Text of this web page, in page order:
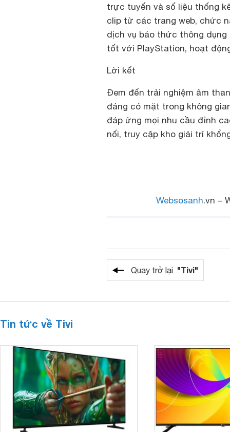
trực tuyến và số liệu thống
clip từ các trang web, chức
dịch vụ báo thức thông
tốt với PlayStation, hoạt
Lời kết
Đem đến trải nghiệm âm
đáng có mặt trong không
đáp ứng mọi nhu cầu đỉnh
nối, truy cập kho giải trí
Websosanh.vn –
Quay trở lại "Tivi"
Tin tức về Tivi